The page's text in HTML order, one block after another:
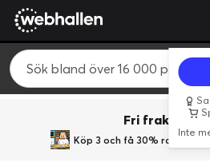
Inte
Fri frakt över
Köp 3 och få 30% rabatt